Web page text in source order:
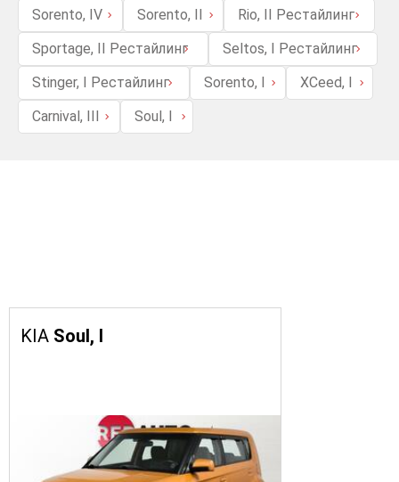
Sorento, IV
Sorento, II
Rio, II Рестайлинг
Sportage, II Рестайлинг
Seltos, I Рестайлинг
Stinger, I Рестайлинг
Sorento, I
XCeed, I
Carnival, III
Soul, I
KIA Soul, I